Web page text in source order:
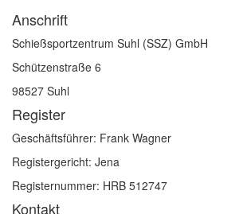
Anschrift
Schießsportzentrum Suhl (SSZ) GmbH
Schützenstraße 6
98527 Suhl
Register
Geschäftsführer: Frank Wagner
Registergericht: Jena
Registernummer: HRB 512747
Kontakt